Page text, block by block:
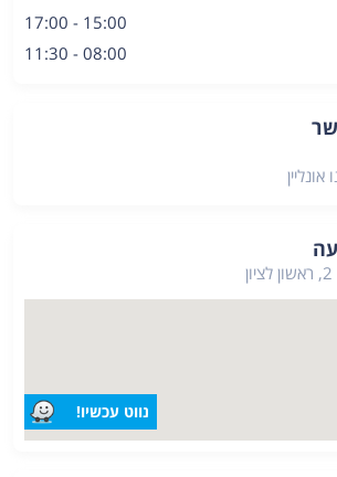
15:00 - 17:00
08:00 - 11:30
אונליין
נווט עכשיו!